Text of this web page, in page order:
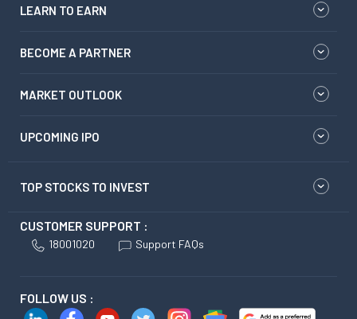
LEARN TO EARN
BECOME A PARTNER
MARKET OUTLOOK
UPCOMING IPO
TOP STOCKS TO INVEST
CUSTOMER SUPPORT :
18001020 Support FAQs
FOLLOW US :